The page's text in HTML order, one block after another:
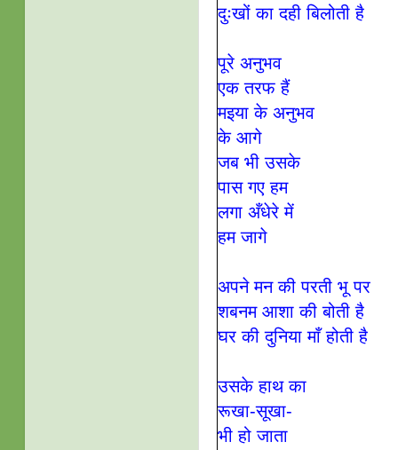
दुःखों का दही बिलोती है
पूरे अनुभव
एक तरफ हैं
मइया के अनुभव
के आगे
जब भी उसके
पास गए हम
लगा अँधेरे में
हम जागे
अपने मन की परती भू पर
शबनम आशा की बोती है
घर की दुनिया माँ होती है
उसके हाथ का
रूखा-सूखा-
भी हो जाता